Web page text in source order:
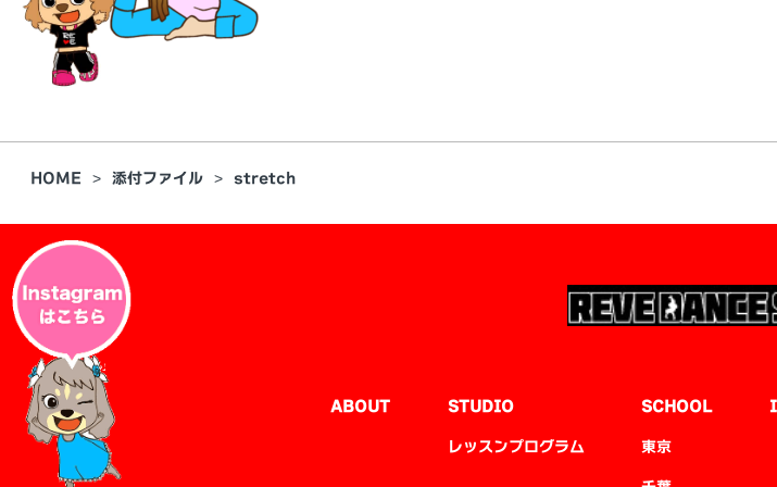
HOME 添付ファイル stretch
ABOUT STUDIO
レッスンプログラム
SCHOOL
東京